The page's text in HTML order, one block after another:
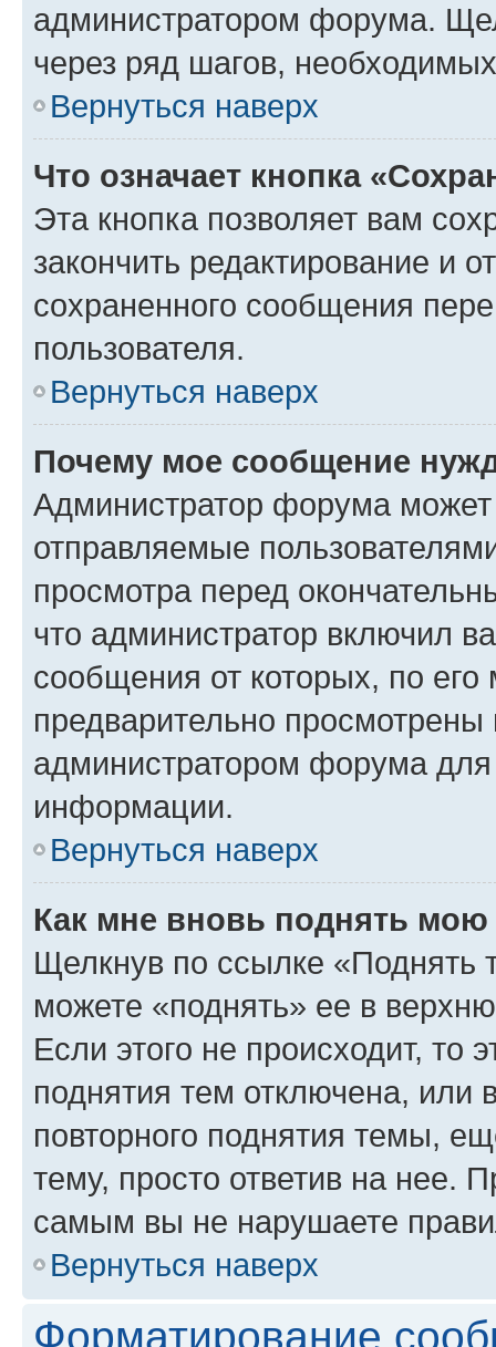
администратором форума.
через ряд шагов,
Вернуться наверх
Что означает кнопка
Эта кнопка позволяет вам
закончить редактирование и
сохраненного сообщения
пользователя.
Вернуться наверх
Почему мое сообщение
Администратор форума
отправляемые
просмотра перед
что администратор включил
сообщения от которых, по
предварительно
администратором форума
информации.
Вернуться наверх
Как мне вновь поднять мою
Щелкнув по ссылке «Поднять
можете «поднять» ее в
Если этого не происходит, то
поднятия тем отключена, или
повторного поднятия темы,
тему, просто ответив на нее.
самым вы не нарушаете
Вернуться наверх
Форматирование